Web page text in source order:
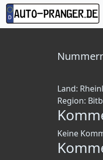
Land:
Region:
Keine